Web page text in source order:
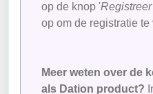
op de knop '
op om de registratie te
Meer weten over de
als Dation product?